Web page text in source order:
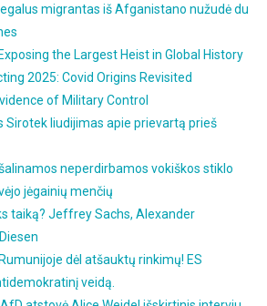
migrantas iš Afganistano nužudė du
the Largest Heist in Global History
2025: Covid Origins Revisited
of Military Control
Sirotek liudijimas apie prievartą prieš
neperdirbamos vokiškos stiklo
jėgainių menčių
taiką? Jeffrey Sachs, Alexander
dėl atšauktų rinkimų! ES
veidą.